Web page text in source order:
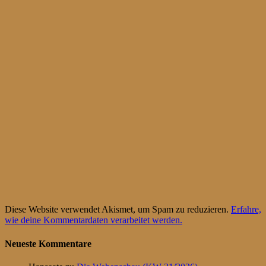
Diese Website verwendet Akismet, um Spam zu reduzieren. Erfahre,
wie deine Kommentardaten verarbeitet werden.
Neueste Kommentare